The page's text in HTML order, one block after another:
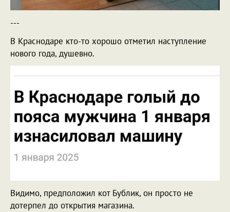
---
В Краснодаре кто-то хорошо отметил наступление
нового года, душевно.
Видимо, предположил кот Бублик, он просто не
дотерпел до открытия магазина.